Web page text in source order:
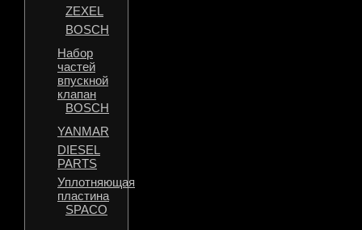
ZEXEL
BOSCH
Набор
частей
впускной
клапан
BOSCH
YANMAR
DIESEL
PARTS
Уплотняющая
пластина
SPACO